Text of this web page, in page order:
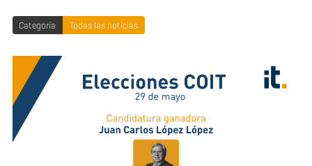
Categoría Todas las noticias